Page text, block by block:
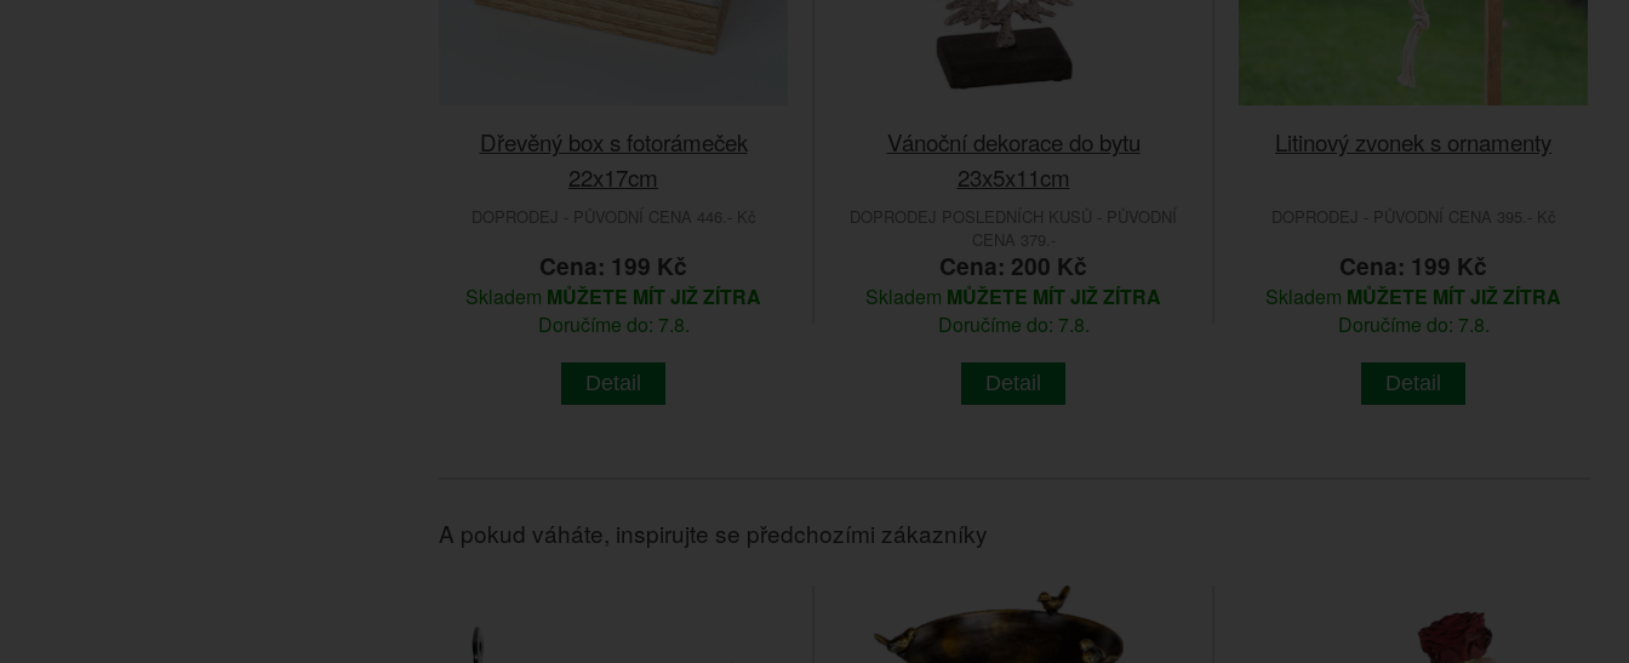
Dřevěný box s fotorámeček
22x17cm
DOPRODEJ - PŮVODNÍ CENA 446.- Kč
Cena: 199 Kč
Skladem MŮŽETE MÍT JIŽ ZÍTRA
Doručíme do: 7.8.
Detail
Vánoční dekorace do bytu
23x5x11cm
DOPRODEJ POSLEDNÍCH KUSŮ - PŮVODNÍ
CENA 379.-
Cena: 200 Kč
Skladem MŮŽETE MÍT JIŽ ZÍTRA
Doručíme do: 7.8.
Detail
Litinový zvonek s ornamenty
DOPRODEJ - PŮVODNÍ CENA 395.- Kč
Cena: 199 Kč
Skladem MŮŽETE MÍT JIŽ ZÍTRA
Doručíme do: 7.8.
Detail
A pokud váháte, inspirujte se předchozími zákazníky